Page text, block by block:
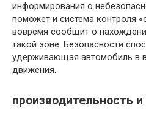
информирования о
поможет и система контроля
вовремя сообщит о
такой зоне. Безопасности
удерживающая автомобиль в
движения.
производительность